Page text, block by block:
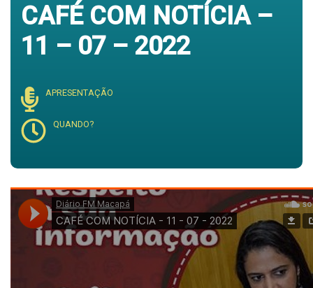
CAFÉ COM NOTÍCIA –
11 – 07 – 2022
APRESENTAÇÃO
QUANDO?